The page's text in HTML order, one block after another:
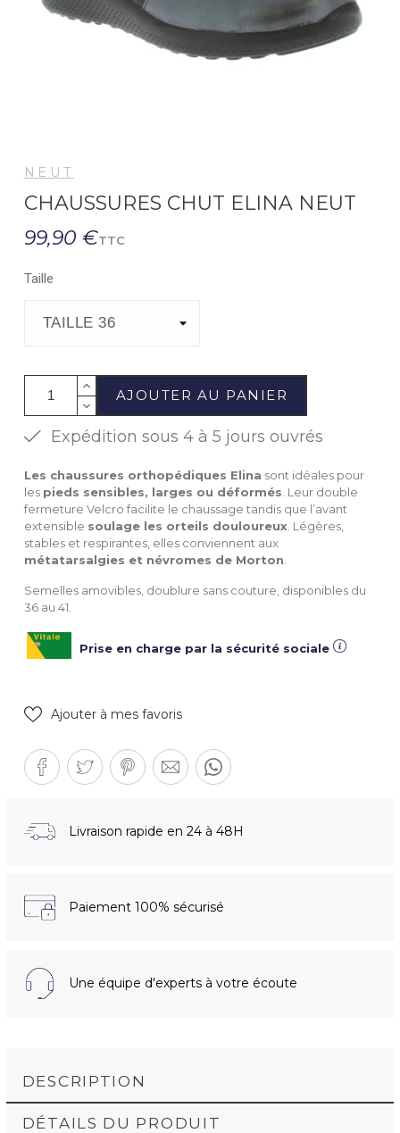
NEUT
CHAUSSURES CHUT ELINA NEUT
99,90 €TTC
Taille
AJOUTER AU PANIER
Expédition sous 4 à 5 jours ouvrés
Les chaussures orthopédiques Elina sont idéales pour
les pieds sensibles, larges ou déformés . Leur double
fermeture Velcro facilite le chaussage tandis que l’avant
extensible soulage les orteils douloureux. Légères,
stables et respirantes, elles conviennent aux
métatarsalgies et névromes de Morton
Semelles amovibles, doublure sans couture, disponibles du
36 au 41.
Prise en charge par la sécurité sociale
Ajouter à mes favoris
Livraison rapide en 24 à 48H
Paiement 100% sécurisé
Une équipe d'experts à votre écoute
DESCRIPTION
DÉTAILS DU PRODUIT